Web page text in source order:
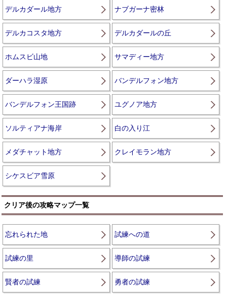
デルカダール地方 ナブガーナ密林
デルカコスタ地方 デルカダールの丘
ホムスビ山地 サマディー地方
ダーハラ湿原 バンデルフォン地方
バンデルフォン王国跡 ユグノア地方
ソルティアナ海岸 白の入り江
メダチャット地方 クレイモラン地方
シケスビア雪原
クリア後の攻略マップ一覧
忘れられた地 試練への道
試練の里 導師の試練
賢者の試練 勇者の試練